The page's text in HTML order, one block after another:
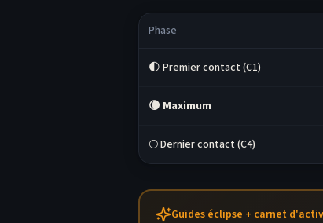
Phase
🌓 Premier contact (C1)
🌘 Maximum
🌕 Dernier contact (C4)
Guides éclipse + carnet